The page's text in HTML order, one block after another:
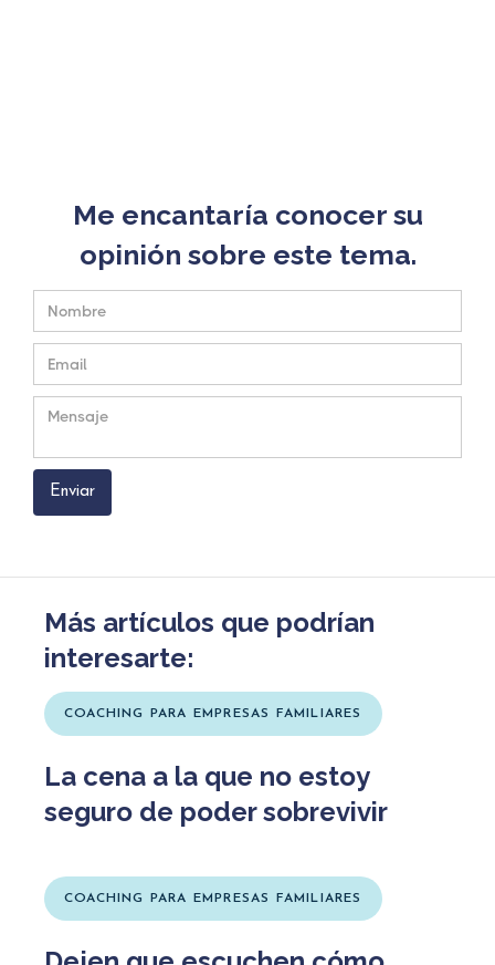
Me encantaría conocer su
opinión sobre este tema.
Más artículos que podrían
interesarte:
COACHING PARA EMPRESAS FAMILIARES
La cena a la que no estoy
seguro de poder sobrevivir
COACHING PARA EMPRESAS FAMILIARES